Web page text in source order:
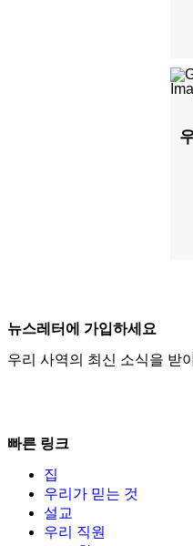
뉴스레터에 가입하세요
우리 사역의 최신 소식을 받
빠른 링크
집
우리가 믿는 것
설교
우리 직원